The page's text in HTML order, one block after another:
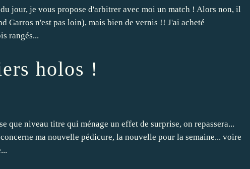
jour, je vous propose d'arbitrer avec moi un match ! Alors non, il
Garros n'est pas loin), mais bien de vernis !! J'ai acheté
rangés...
holos !
que niveau titre qui ménage un effet de surprise, on repassera...
ma nouvelle pédicure, la nouvelle pour la semaine... voire